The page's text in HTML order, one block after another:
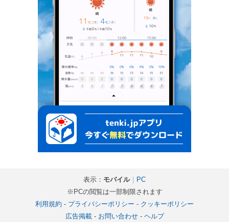
表示： モバイル｜ PC
※PCの閲覧は一部制限されます
利用規約 - プライバシーポリシー - クッキーポリシー
広告掲載- お問い合わせ- ヘルプ